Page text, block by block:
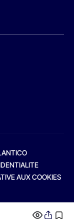
AUX COOKIES